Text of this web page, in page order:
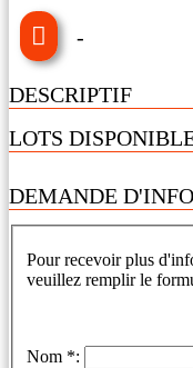
-
DESCRIPTIF
LOTS
DEMANDE
Pour recevoir plus
veuillez remplir le
Nom *: